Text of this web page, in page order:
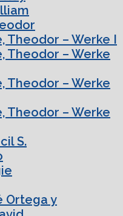
Theodor – Werke I
Theodor – Werke
Theodor – Werke
Theodor – Werke
S.
Ortega y